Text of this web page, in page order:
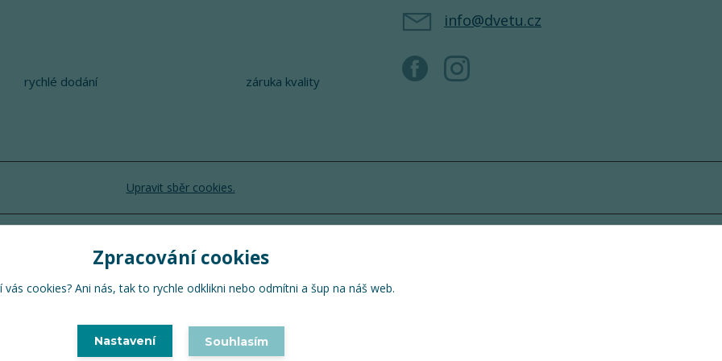
rychlé dodání záruka kvality
info@dvetu.cz
Upravit sběr cookies.
TuTu 2024 © Všechna práva vyhrazena
Zpracování cookies
vás cookies? Ani nás, tak to rychle odklikni nebo odmítni a šup na náš web.
Nastavení Souhlasím